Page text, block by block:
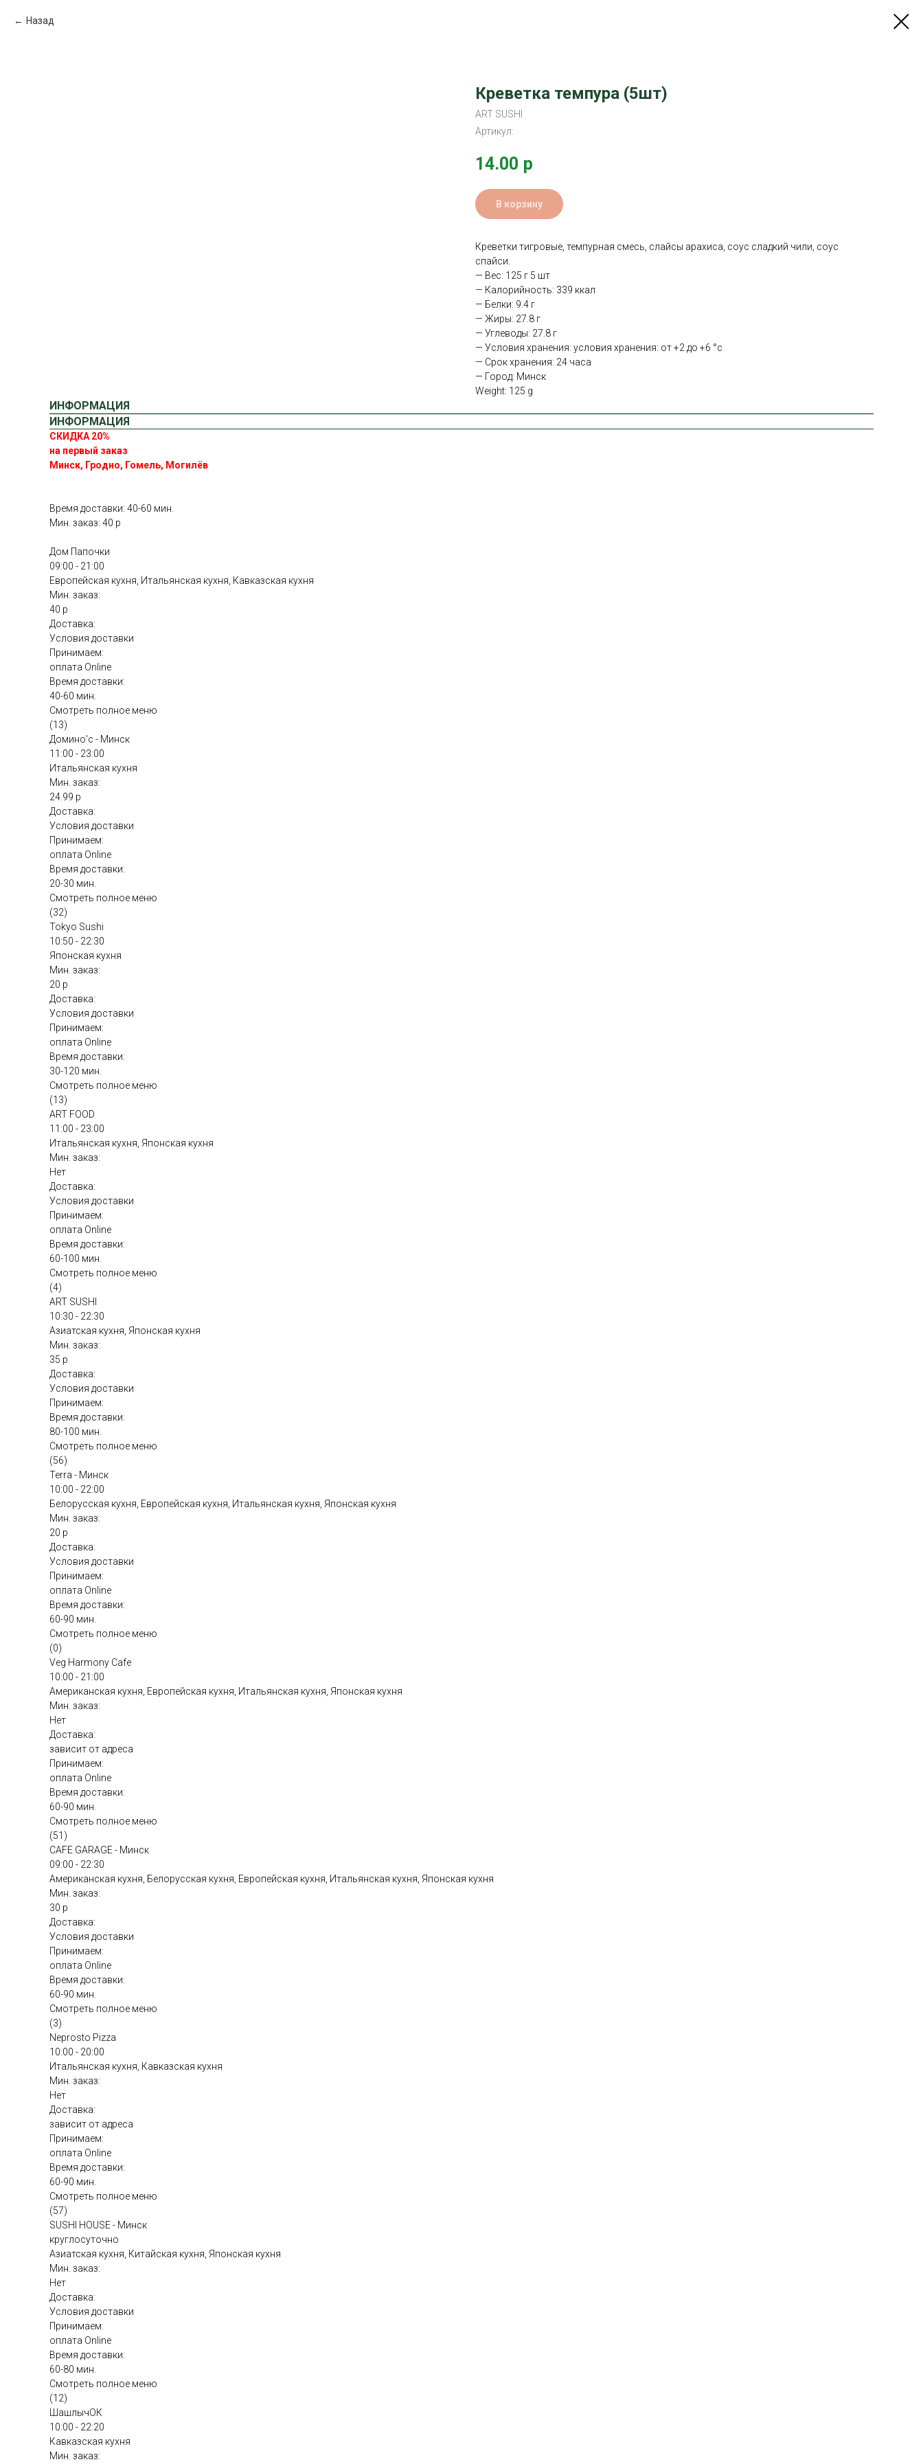
Назад
Креветка темпура (5шт)
ART SUSHI
Артикул:
14.00 р
В корзину
Креветки тигровые, темпурная смесь, слайсы арахиса, соус сладкий чили, соус
спайси.
— Вес: 125 г 5 шт
— Калорийность: 339 ккал
— Белки: 9.4 г
— Жиры: 27.8 г
— Углеводы: 27.8 г
— Условия хранения: условия хранения: от +2 до +6 °с
— Срок хранения: 24 часа
— Город: Минск
Weight: 125 g
ИНФОРМАЦИЯ
ИНФОРМАЦИЯ
СКИДКА 20%
на первый заказ
Минск, Гродно, Гомель, Могилёв
Время доставки: 40-60 мин.
Мин. заказ: 40 р
Дом Папочки
09:00 - 21:00
Европейская кухня, Итальянская кухня, Кавказская кухня
Мин. заказ:
40 р
Доставка:
Условия доставки
Принимаем:
оплата Online
Время доставки:
40-60 мин.
Смотреть полное меню
(13)
Домино'с - Минск
11:00 - 23:00
Итальянская кухня
Мин. заказ:
24.99 р
Доставка:
Условия доставки
Принимаем:
оплата Online
Время доставки:
20-30 мин.
Смотреть полное меню
(32)
Tokyo Sushi
10:50 - 22:30
Японская кухня
Мин. заказ:
20 р
Доставка:
Условия доставки
Принимаем:
оплата Online
Время доставки:
30-120 мин.
Смотреть полное меню
(13)
ART FOOD
11:00 - 23:00
Итальянская кухня, Японская кухня
Мин. заказ:
Нет
Доставка:
Условия доставки
Принимаем:
оплата Online
Время доставки:
60-100 мин.
Смотреть полное меню
(4)
ART SUSHI
10:30 - 22:30
Азиатская кухня, Японская кухня
Мин. заказ:
35 р
Доставка:
Условия доставки
Принимаем:
Время доставки:
80-100 мин.
Смотреть полное меню
(56)
Terra - Минск
10:00 - 22:00
Белорусская кухня, Европейская кухня, Итальянская кухня, Японская кухня
Мин. заказ:
20 р
Доставка:
Условия доставки
Принимаем:
оплата Online
Время доставки:
60-90 мин.
Смотреть полное меню
(0)
Veg Harmony Cafe
10:00 - 21:00
Американская кухня, Европейская кухня, Итальянская кухня, Японская кухня
Мин. заказ:
Нет
Доставка:
зависит от адреса
Принимаем:
оплата Online
Время доставки:
60-90 мин.
Смотреть полное меню
(51)
CAFE GARAGE - Минск
09:00 - 22:30
Американская кухня, Белорусская кухня, Европейская кухня, Итальянская кухня, Японская кухня
Мин. заказ:
30 р
Доставка:
Условия доставки
Принимаем:
оплата Online
Время доставки:
60-90 мин.
Смотреть полное меню
(3)
Neprosto Pizza
10:00 - 20:00
Итальянская кухня, Кавказская кухня
Мин. заказ:
Нет
Доставка:
зависит от адреса
Принимаем:
оплата Online
Время доставки:
60-90 мин.
Смотреть полное меню
(57)
SUSHI HOUSE - Минск
круглосуточно
Азиатская кухня, Китайская кухня, Японская кухня
Мин. заказ:
Нет
Доставка:
Условия доставки
Принимаем:
оплата Online
Время доставки:
60-80 мин.
Смотреть полное меню
(12)
ШашлычОК
10:00 - 22:20
Кавказская кухня
Мин. заказ: